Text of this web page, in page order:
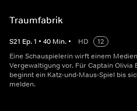
Traumfabrik
S21 Ep.1 • 40 Min. • HD
12
Eine Schauspielerin wirft einem
Vergewaltigung vor. Für Captain Olivia
beginnt ein Katz-und-Maus-Spiel bis
melden.